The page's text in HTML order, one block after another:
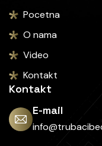
Pocetna
O nama
Video
Kontakt
Kontakt
E-mail